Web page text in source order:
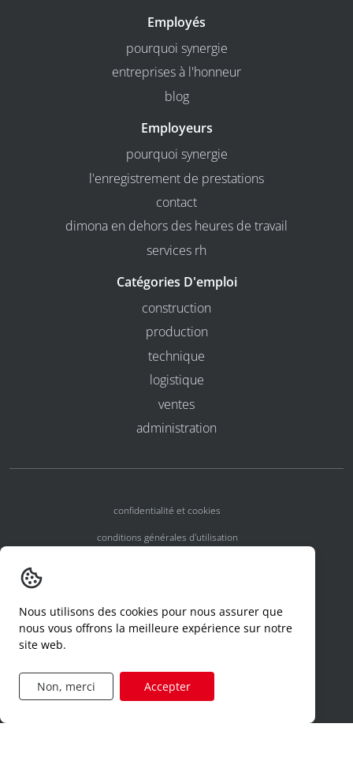
Employés
pourquoi synergie
entreprises à l'honneur
blog
Employeurs
pourquoi synergie
l'enregistrement de prestations
contact
dimona en dehors des heures de travail
services rh
Catégories D'emploi
construction
production
technique
logistique
ventes
administration
confidentialité et cookies
conditions générales d'utilisation
declaration d'un incident
formulaire de demande d'accès
Nous utilisons des cookies pour nous assurer que
nous vous offrons la meilleure expérience sur notre
site web.
Non, merci Accepter